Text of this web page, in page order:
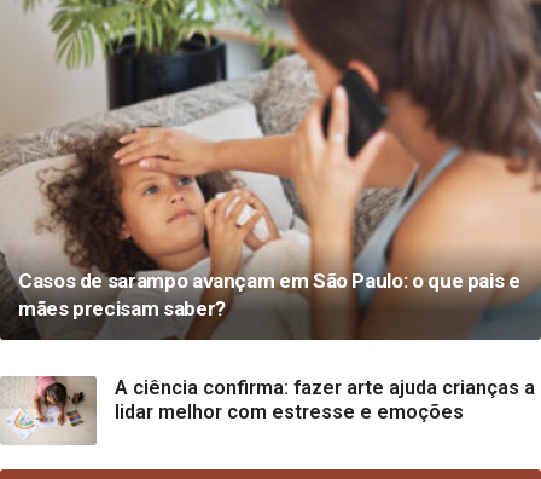
Casos de sarampo avançam em São Paulo: o que pais e
mães precisam saber?
A ciência confirma: fazer arte ajuda crianças a
lidar melhor com estresse e emoções